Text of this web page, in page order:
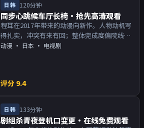
日韩 120分钟
同步心跳候车厅长椅·抢先高清观看
程耳在2017年带来的动漫向新作。人物动机写
得扎实，冲突有来有回；整体完成度偏院线质
感。主演以演技派为主，适合喜欢强叙事与人
动漫 · 日本 · 电视剧
评分 9.4
日韩 133分钟
剧组杀青夜登机口变更·在线免费观看